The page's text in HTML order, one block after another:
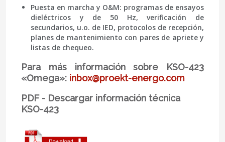
Puesta en marcha y O&M: programas de ensayos
dieléctricos y de 50 Hz, verificación de
secundarios, u.o. de IED, protocolos de recepción,
planes de mantenimiento con pares de apriete y
listas de chequeo.
Para más información sobre KSO-423
«Omega»: inbox@proekt-energo.com
PDF - Descargar información técnica
KSO-423